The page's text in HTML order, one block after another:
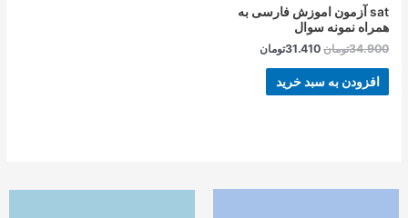
sat آزمون اموزش فارسی به
همراه نمونه سوال
34.900تومان 31.410تومان
افزودن به سبد خرید